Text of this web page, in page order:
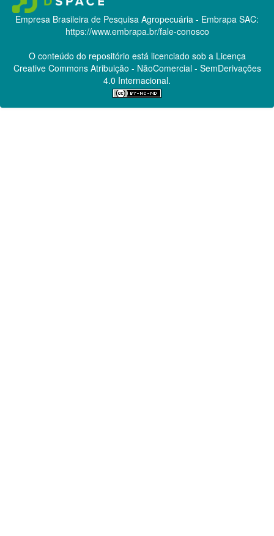
Empresa Brasileira de Pesquisa Agropecuária - Embrapa SAC:
https://www.embrapa.br/fale-conosco
O conteúdo do repositório está licenciado sob a Licença
Creative CommonsAtribuição - NãoComercial - SemDerivações
4.0 Internacional.